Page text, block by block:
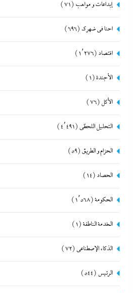
إبداعات و مواهب (71)
احنا في ضهرك (696)
اقتصاد (1٬276)
الأجندة(1)
الأكل (76)
التحليل اللحظي (4٬491)
الحزام و الطريق (59)
الحصاد (14)
الحكومة(1٬568)
الخدمة الناطقة(1)
الذكاء الإصطناعي (72)
الرئيس (544)